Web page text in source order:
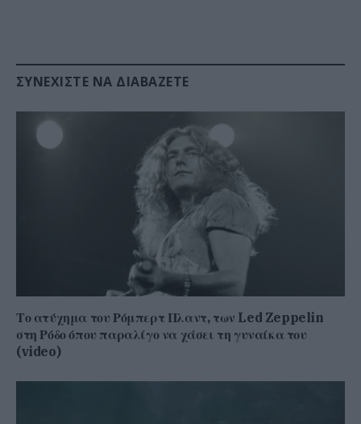
ΣΥΝΕΧΊΣΤΕ ΝΑ ΔΙΑΒΆΖΕΤΕ
Το ατύχημα του Ρόμπερτ Πλαντ, των Led Zeppelin
στη Ρόδο όπου παραλίγο να χάσει τη γυναίκα του
(video)